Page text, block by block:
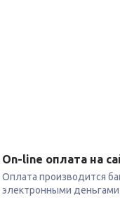
On-line оплата на
Оплата производится
электронными деньгами